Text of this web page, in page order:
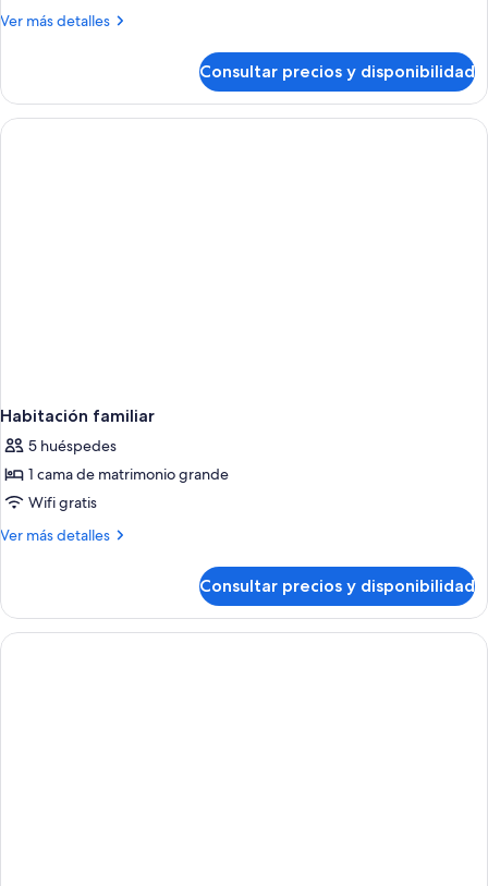
al
Ver más detalles
Más
familiar,
vistas
al
Consultar precios y disponibilidad
Habitación familiar
5 huéspedes
1 cama de matrimonio grande
Wifi gratis
Ver más detalles
Más
familiar
Consultar precios y disponibilidad